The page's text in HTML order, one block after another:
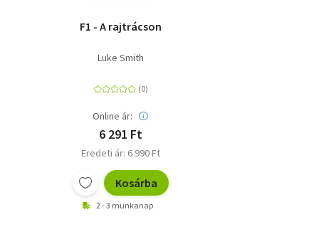
F1 - A rajtrácson
Luke Smith
Online ár:
6 291 Ft
Eredeti ár: 6 990 Ft
Kosárba
2 - 3 munkanap